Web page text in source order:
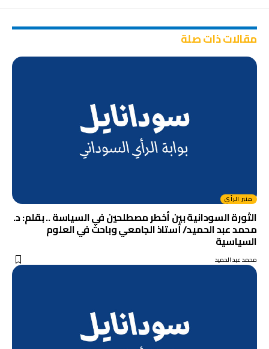
مقالات ذات صلة
منبر الرأي
الثورة السودانية بين أخطر مصطلحين في السياسة .. بقلم: د.
محمد عبد الحميد/ أستاذ الجامعي وباحث في العلوم
السياسية
محمد عبد الحميد